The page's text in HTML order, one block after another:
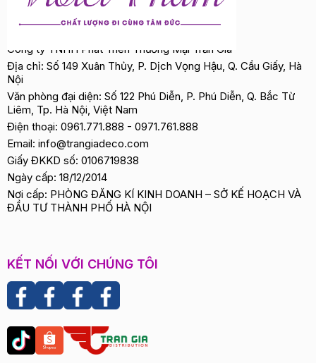
Công ty TNHH Phát Triển Thương Mại Trần Gia
Địa chỉ: Số 149 Xuân Thủy, P. Dịch Vọng Hậu, Q. Cầu Giấy, Hà
Nội
Văn phòng đại diện: Số 122 Phú Diễn, P. Phú Diễn, Q. Bắc Từ
Liêm, Tp. Hà Nội, Việt Nam
Điện thoại: 0961.771.888 - 0971.761.888
Email: info@trangiadeco.com
Giấy ĐKKD số: 0106719838
Ngày cấp: 18/12/2014
Nơi cấp: PHÒNG ĐĂNG KÍ KINH DOANH – SỞ KẾ HOẠCH VÀ
ĐẦU TƯ THÀNH PHỐ HÀ NỘI
KẾT NỐI VỚI CHÚNG TÔI